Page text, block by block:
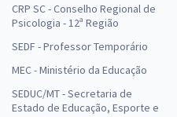
CRP SC - Conselho Regional de
Psicologia - 12ª Região
SEDF - Professor Temporário
MEC - Ministério da Educação
SEDUC/MT - Secretaria de
Estado de Educação, Esporte e